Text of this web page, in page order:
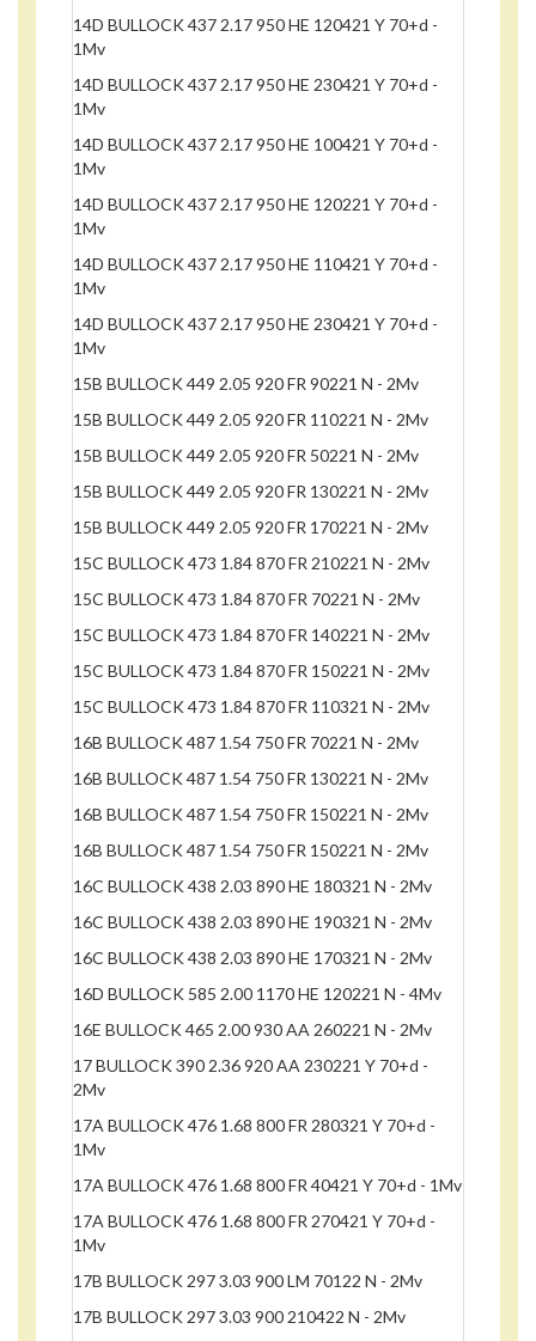
14D BULLOCK 437 2.17 950 HE 120421 Y 70+d -
1Mv
14D BULLOCK 437 2.17 950 HE 230421 Y 70+d -
1Mv
14D BULLOCK 437 2.17 950 HE 100421 Y 70+d -
1Mv
14D BULLOCK 437 2.17 950 HE 120221 Y 70+d -
1Mv
14D BULLOCK 437 2.17 950 HE 110421 Y 70+d -
1Mv
14D BULLOCK 437 2.17 950 HE 230421 Y 70+d -
1Mv
15B BULLOCK 449 2.05 920 FR 90221 N - 2Mv
15B BULLOCK 449 2.05 920 FR 110221 N - 2Mv
15B BULLOCK 449 2.05 920 FR 50221 N - 2Mv
15B BULLOCK 449 2.05 920 FR 130221 N - 2Mv
15B BULLOCK 449 2.05 920 FR 170221 N - 2Mv
15C BULLOCK 473 1.84 870 FR 210221 N - 2Mv
15C BULLOCK 473 1.84 870 FR 70221 N - 2Mv
15C BULLOCK 473 1.84 870 FR 140221 N - 2Mv
15C BULLOCK 473 1.84 870 FR 150221 N - 2Mv
15C BULLOCK 473 1.84 870 FR 110321 N - 2Mv
16B BULLOCK 487 1.54 750 FR 70221 N - 2Mv
16B BULLOCK 487 1.54 750 FR 130221 N - 2Mv
16B BULLOCK 487 1.54 750 FR 150221 N - 2Mv
16B BULLOCK 487 1.54 750 FR 150221 N - 2Mv
16C BULLOCK 438 2.03 890 HE 180321 N - 2Mv
16C BULLOCK 438 2.03 890 HE 190321 N - 2Mv
16C BULLOCK 438 2.03 890 HE 170321 N - 2Mv
16D BULLOCK 585 2.00 1170 HE 120221 N - 4Mv
16E BULLOCK 465 2.00 930 AA 260221 N - 2Mv
17 BULLOCK 390 2.36 920 AA 230221 Y 70+d -
2Mv
17A BULLOCK 476 1.68 800 FR 280321 Y 70+d -
1Mv
17A BULLOCK 476 1.68 800 FR 40421 Y 70+d - 1Mv
17A BULLOCK 476 1.68 800 FR 270421 Y 70+d -
1Mv
17B BULLOCK 297 3.03 900 LM 70122 N - 2Mv
17B BULLOCK 297 3.03 900 210422 N - 2Mv